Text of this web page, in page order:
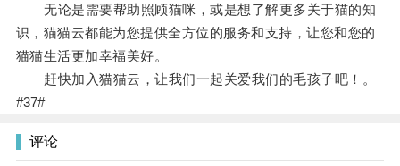
无论是需要帮助照顾猫咪，或是想了解更多关于猫的知
识，猫猫云都能为您提供全方位的服务和支持，让您和您的
猫猫生活更加幸福美好。
赶快加入猫猫云，让我们一起关爱我们的毛孩子吧！。
#37#
评论